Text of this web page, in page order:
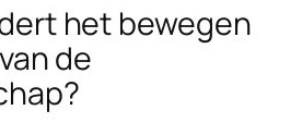
het bewegen
de